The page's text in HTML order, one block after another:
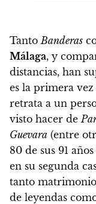
Tanto Banderas
Málaga, y
distancias, han
es la primera
retrata a un
visto hacer de
Guevara (entre
80 de sus 91
en su segunda
tanto
de leyendas